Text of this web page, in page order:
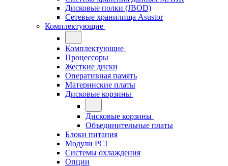
Дисковые полки (JBOD)
Сетевые хранилища Asustor
Комплектующие
Комплектующие
Процессоры
Жесткие диски
Оперативная память
Материнские платы
Дисковые корзины
Дисковые корзины
Объединительные платы
Блоки питания
Модули PCI
Системы охлаждения
Опции